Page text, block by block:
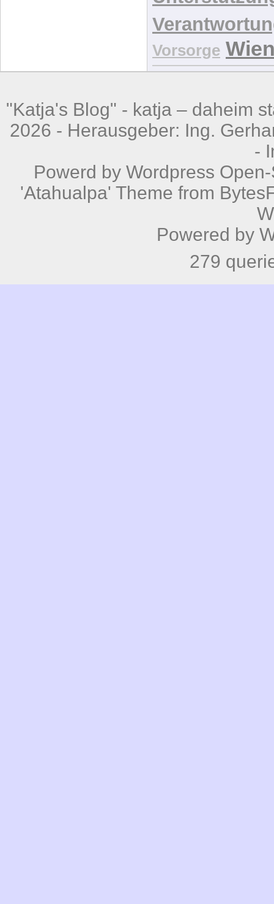
Vorsorge
"Katja's Blog" - katja – daheim
2026 - Herausgeber: Ing.
-
Powerd by Wordpress
'Atahualpa' Theme from
Powered by
279